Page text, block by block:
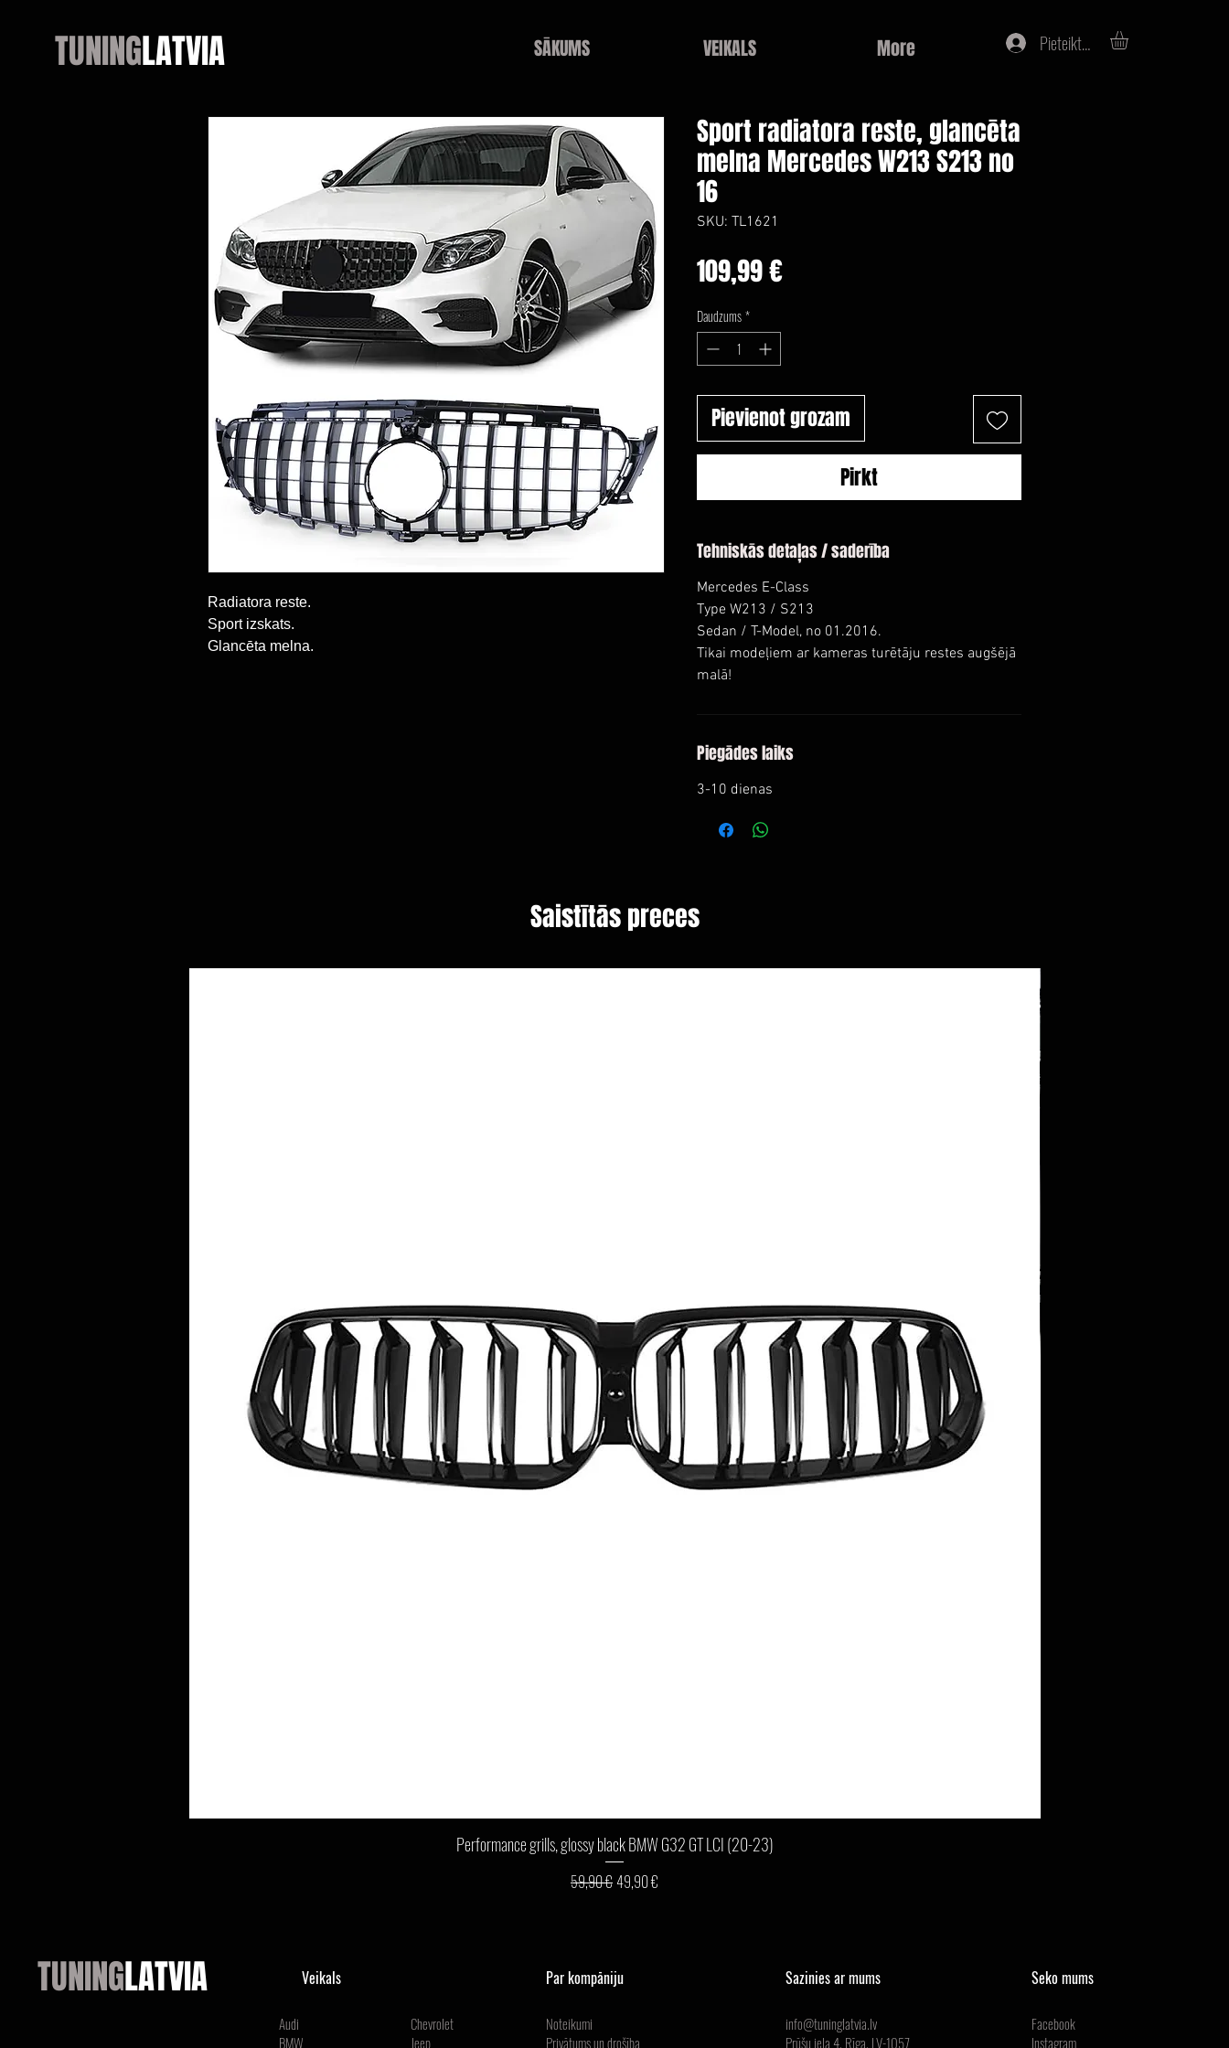
TUNINGLATVIA SĀKUMS VEIKALS More Pieteikties
Radiatora reste.
Sport izskats.
Glancēta melna.
Sport radiatora reste, glancēta
melna Mercedes W213 S213 no
16
SKU: TL1621
109,99 €Cena
Daudzums*
Pievienot grozam
Pirkt
Tehniskās detaļas / saderība
Mercedes E-Class
Type W213 / S213
Sedan / T-Model, no 01.2016.
Tikai modeļiem ar kameras turētāju restes augšējā
malā!
Piegādes laiks
3-10 dienas
Saistītās preces
Ātrais skats
Performance grills, glossy black BMW G32 GT LCI (20-23)
Parastā cena
59,90 € Izpārdošanas cena
49,90 €
TUNINGLATVIA Veikals
Audi
BMW
Chevrolet
Jeep
Par kompāniju
Noteikumi
Privātums un drošība
Sazinies ar mums
info@tuninglatvia.lv
Prūšu iela 4, Rīga, LV-1057
Seko mums
Facebook
Instagram